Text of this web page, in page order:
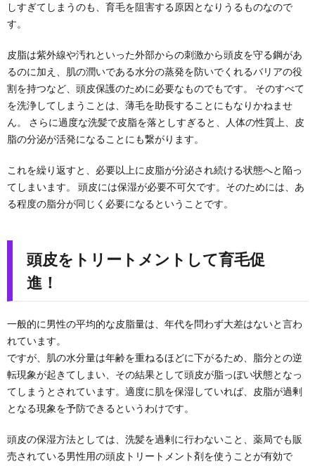
しすぎてしまうのも、育毛を阻害する原因となりうるものなので
す。
皮脂は紫外線や汚れといった外部からの刺激から頭皮を守る鋼があ
るのに加え、肌の潤いである水分の蒸発を防いでくれるバリアの役
割を持つなど、頭皮保護のために必要なものでもです。 そのすべて
を洗浄してしまうことは、薄毛を助長することにもなりかねませ
ん。 さらに過度な洗髪で皮脂を落としすぎると、人体の性質上、皮
脂の分泌が活発になることにも繋がります。
これを繰り返すと、必要以上に皮脂が分泌され続ける状態へと陥っ
てしまいます。 頭皮には保湿が必要不可欠です。そのためには、あ
る程度の脂分が同じく必要になるということです。
頭皮をトリートメントして育毛促
進！
一般的に男性の平均的な皮脂量は、年代を問わず大差はないと言わ
れています。
ですが、肌の水分量は年齢を重ねるほどに下がるため、脂分との逆
転現象が起きてしまい、その結果として頭皮が脂っぼい状態となっ
てしまうとされています。適度に肌を保湿していれば、皮脂が過剰
となる現象を予防できるというわけです。
頭皮の保湿方法としては、洗髪を過剰に行わないこと、薬局でも販
売されている男性用の頭皮トリートメント剤を使うことが有効で